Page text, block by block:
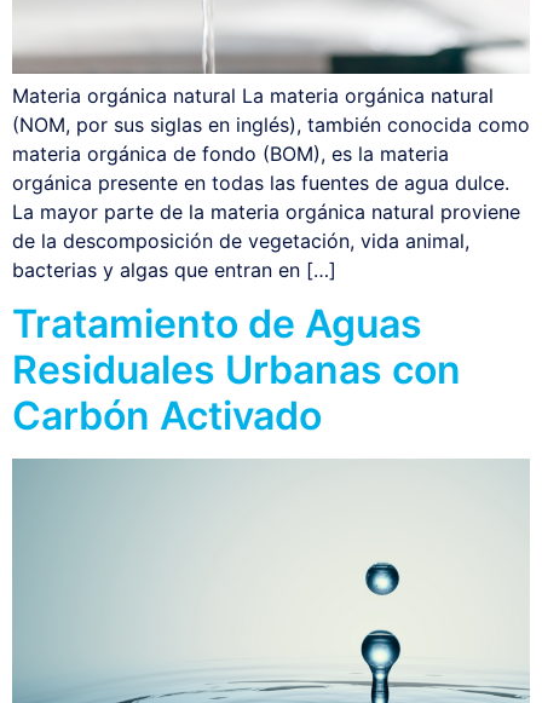
Materia orgánica natural La materia orgánica natural
(NOM, por sus siglas en inglés), también conocida como
materia orgánica de fondo (BOM), es la materia
orgánica presente en todas las fuentes de agua dulce.
La mayor parte de la materia orgánica natural proviene
de la descomposición de vegetación, vida animal,
bacterias y algas que entran en […]
Tratamiento de Aguas
Residuales Urbanas con
Carbón Activado